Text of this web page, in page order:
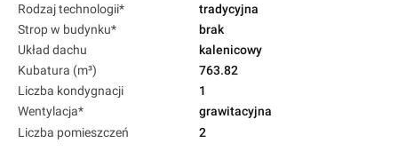
Rodzaj technologii*
tradycyjna
Strop w budynku*
brak
Układ dachu
kalenicowy
Kubatura (m³)
763.82
Liczba kondygnacji
1
Wentylacja*
grawitacyjna
Liczba pomieszczeń
2